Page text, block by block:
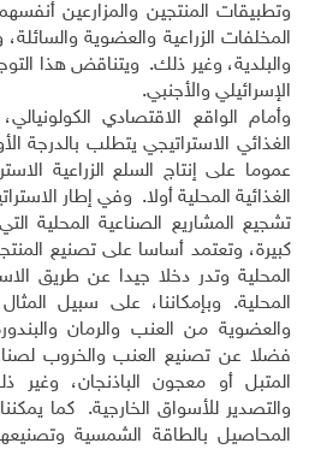
وتطبيقات المنتجين والمزارعين
المخلفات الزراعية والعضوية
والبلدية، وغير ذلك. ويتناقض هذا
الإسرائيلي والأجنبي.
وأمام الواقع الاقتصادي
الغذائي الاستراتيجي يتطلب بالدرجة
عموما على إنتاج السلع الزراعية
الغذائية المحلية أولا. وفي إطار
تشجيع المشاريع الصناعية المحلية
كبيرة، وتعتمد أساسا على تصنيع
المحلية وتدر دخلا جيدا عن طريق
المحلية. وبإمكاننا، على سبيل
والعضوية من العنب والرمان
فضلا عن تصنيع العنب والخروب
المتبل أو معجون الباذنجان،
والتصدير للأسواق الخارجية. كما
المحاصيل بالطاقة الشمسية